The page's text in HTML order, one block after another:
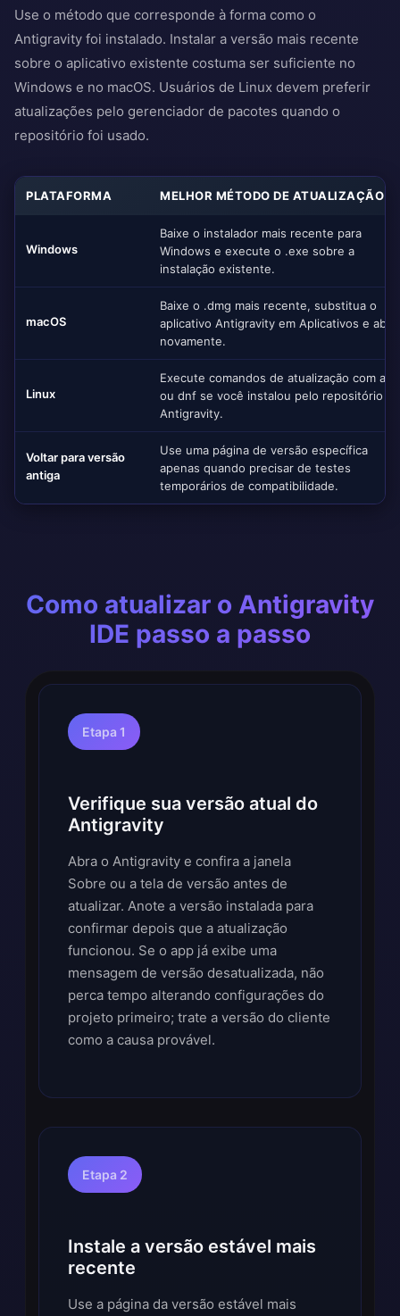
Use o método que corresponde à forma como o
Antigravity foi instalado. Instalar a versão mais recente
sobre o aplicativo existente costuma ser suficiente no
Windows e no macOS. Usuários de Linux devem preferir
atualizações pelo gerenciador de pacotes quando o
repositório foi usado.
PLATAFORMA MELHOR MÉTODO DE ATUALIZAÇÃO
Windows
Baixe o instalador mais recente para
Windows e execute o .exe sobre a
instalação existente.
macOS
Baixe o .dmg mais recente, substitua o
aplicativo Antigravity em Aplicativos e abra
novamente.
Linux
Execute comandos de atualização com apt
ou dnf se você instalou pelo repositório do
Antigravity.
Voltar para versão
antiga
Use uma página de versão específica
apenas quando precisar de testes
temporários de compatibilidade.
Como atualizar o Antigravity
IDE passo a passo
Etapa 1
Verifique sua versão atual do
Antigravity
Abra o Antigravity e confira a janela
Sobre ou a tela de versão antes de
atualizar. Anote a versão instalada para
confirmar depois que a atualização
funcionou. Se o app já exibe uma
mensagem de versão desatualizada, não
perca tempo alterando configurações do
projeto primeiro; trate a versão do cliente
como a causa provável.
Etapa 2
Instale a versão estável mais
recente
Use a página da versão estável mais